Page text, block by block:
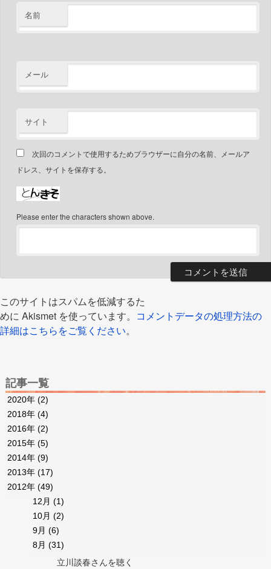
名前
メール
サイト
次回のコメントで使用するためブラウザーに自分の名前、メールア
ドレス、サイトを保存する。
Please enter the characters shown above.
このサイトはスパムを低減するた
めに Akismet を使っています。 コメントデータの処理方法の
詳細はこちらをご覧ください。
記事一覧
2020年 (2)
2018年 (4)
2016年 (2)
2015年 (5)
2014年 (9)
2013年 (17)
2012年 (49)
12月(1)
10月(2)
9月(6)
8月(31)
立川談春さんを聴く